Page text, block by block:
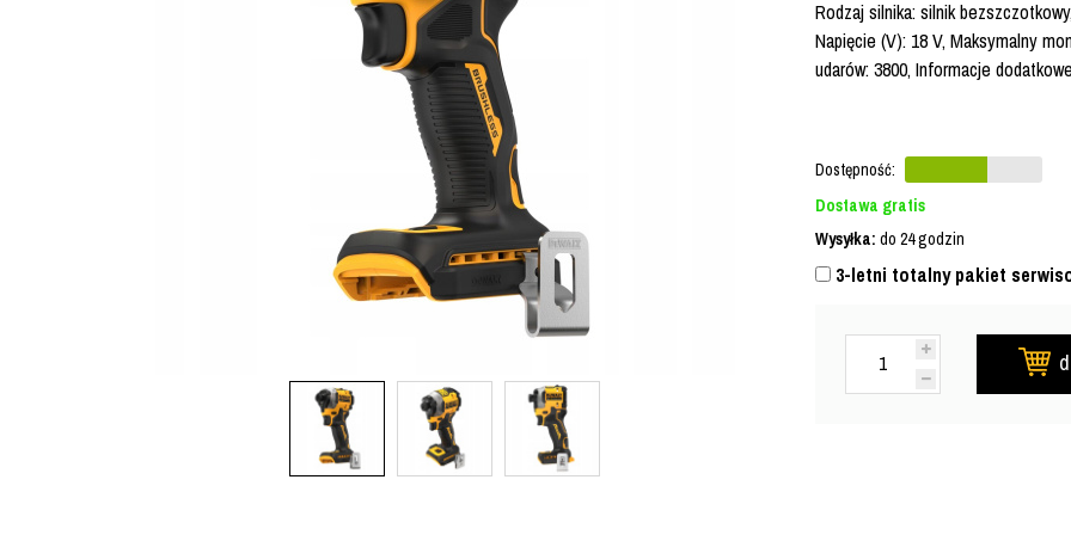
Rodzaj silnika: silnik
Napięcie (V): 18 V, Maksymalny
udarów: 3800, Informacje
Dostępność:
Dostawa gratis
Wysyłka: do 24 godzin
3-letni totalny pakiet